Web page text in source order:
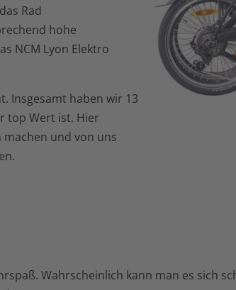
Rad
hohe
NCM Lyon Elektro
Insgesamt haben wir 13
top Wert ist. Hier
und von uns
Wahrscheinlich kann man es sich